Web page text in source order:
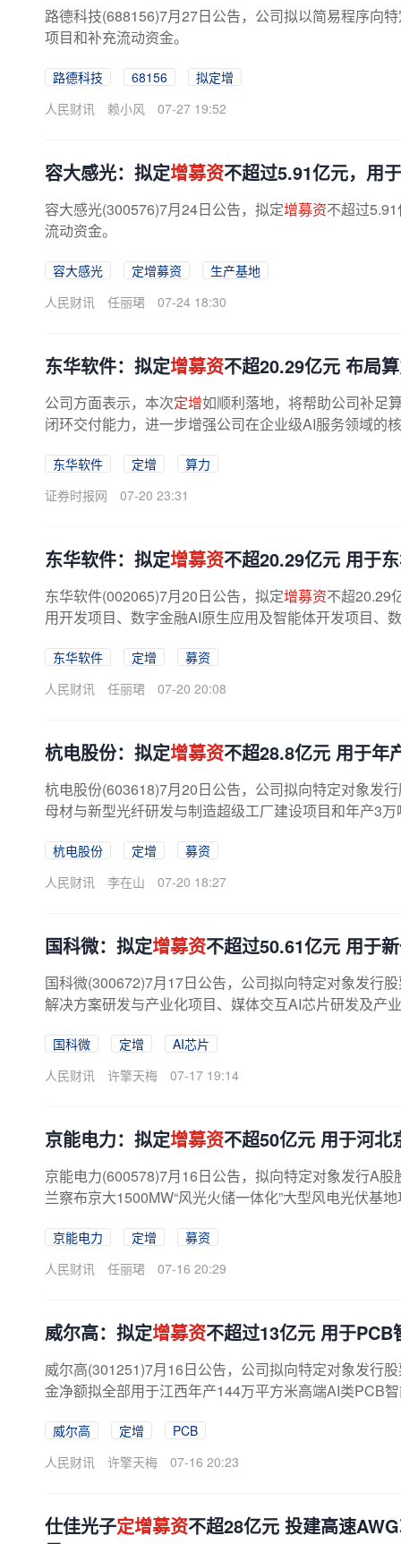
路德科技(688156)7月27日公告，公司拟以简易程序向
项目和补充流动资金。
路德科技 68156
拟定增
人民财讯
赖小风 07-27 19:52
容大感光：拟定增募资不超过5.91亿元，用
容大感光(300576)7月24日公告，拟定增募资不超过
流动资金。
容大感光 定增募资
生产基地
人民财讯
任丽珺 07-24 18:30
东华软件：拟定增募资不超20.29亿元 布局
公司方面表示，本次定增如顺利落地，将帮助公司补足
闭环交付能力，进一步增强公司在企业级AI服务领域的
东华软件 定增
算力
证券时报网
07-20 23:31
东华软件：拟定增募资不超20.29亿元 用于
东华软件(002065)7月20日公告，拟定增募资不超20.29
用开发项目、数字金融AI原生应用及智能体开发项目、
东华软件 定增
募资
人民财讯
任丽珺 07-20 20:08
杭电股份：拟定增募资不超28.8亿元 用于年
杭电股份(603618)7月20日公告，公司拟向特定对象发
母材与新型光纤研发与制造超级工厂建设项目和年产3
杭电股份 定增
募资
人民财讯
李在山 07-20 18:27
国科微：拟定增募资不超过50.61亿元 用于
国科微(300672)7月17日公告，公司拟向特定对象发行
解决方案研发与产业化项目、媒体交互AI芯片研发及产
国科微 定增
AI芯片
人民财讯
许擎天梅 07-17 19:14
京能电力：拟定增募资不超50亿元 用于河北
京能电力(600578)7月16日公告，拟向特定对象发行A
兰察布京大1500MW“风光火储一体化”大型风电光伏基
京能电力 定增
募资
人民财讯
任丽珺 07-16 20:29
​威尔高：拟定增募资不超过13亿元 用于PCB
威尔高(301251)7月16日公告，公司拟向特定对象发行
金净额拟全部用于江西年产144万平方米高端AI类PCB
威尔高 定增
PCB
人民财讯
许擎天梅 07-16 20:23
仕佳光子定增募资不超28亿元 投建高速